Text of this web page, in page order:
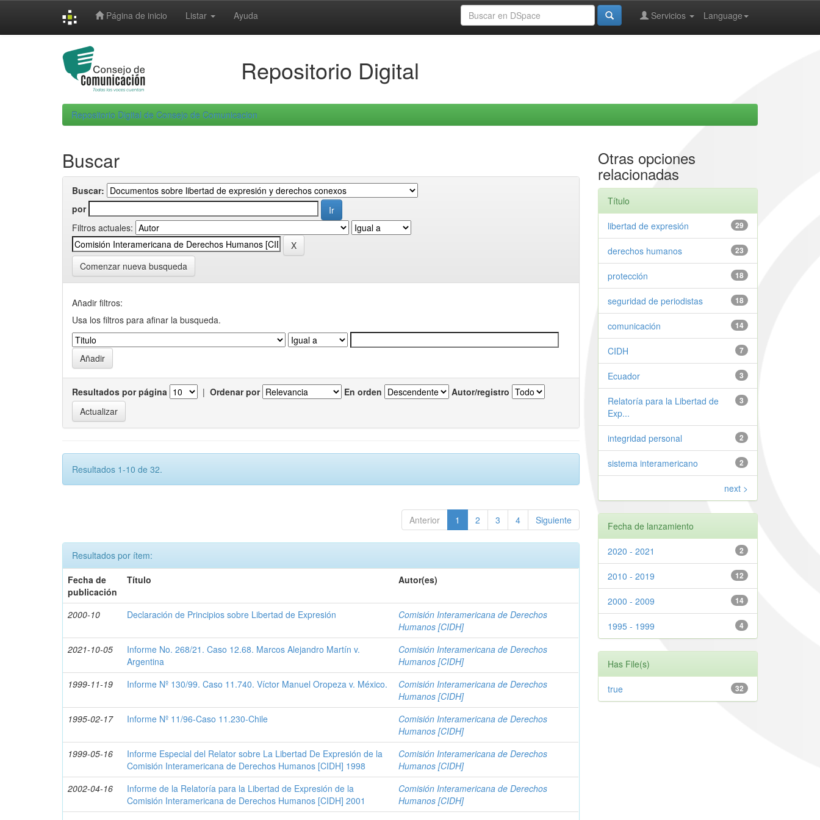
Página de inicio Listar Ayuda Language
Servicios
Repositorio Digital
Repositorio Digital de Consejo de Comunicacion
Buscar
Buscar:
por
Filtros actuales:
Comenzar nueva busqueda
Añadir filtros:
Usa los filtros para afinar la busqueda.
Resultados por página | Ordenar por En orden Autor/registro
Resultados 1-10 de 32.
Anterior 1 2 3 4 Siguiente
Resultados por ítem:
Fecha de
publicación
Título Autor(es)
2000-10 Declaración de Principios sobre Libertad de Expresión
Comisión Interamericana de Derechos
Humanos [CIDH]
2021-10-05
Informe No. 268/21. Caso 12.68. Marcos Alejandro Martín v.
Argentina
Comisión Interamericana de Derechos
Humanos [CIDH]
1999-11-19
Informe Nº 130/99. Caso 11.740. Víctor Manuel Oropeza v. México.
Comisión Interamericana de Derechos
Humanos [CIDH]
1995-02-17
Informe Nº 11/96-Caso 11.230-Chile
Comisión Interamericana de Derechos
Humanos [CIDH]
1999-05-16
Informe Especial del Relator sobre La Libertad De Expresión de la
Comisión Interamericana de Derechos Humanos [CIDH] 1998
Comisión Interamericana de Derechos
Humanos [CIDH]
2002-04-16
Informe de la Relatoría para la Libertad de Expresión de la
Comisión Interamericana de Derechos Humanos [CIDH] 2001
Comisión Interamericana de Derechos
Humanos [CIDH]
Otras opciones
relacionadas
Título
29
libertad de expresión
23
derechos humanos
18
protección
18
seguridad de periodistas
14
comunicación
7
CIDH
3
Ecuador
3
Relatoría para la Libertad de
Exp...
2
integridad personal
2
sistema interamericano
next >
Fecha de lanzamiento
2
2020 - 2021
12
2010 - 2019
14
2000 - 2009
4
1995 - 1999
Has File(s)
32
true